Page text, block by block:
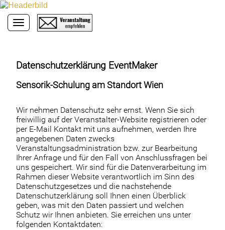
Toggle navigation
Datenschutzerklärung EventMaker
Sensorik-Schulung am Standort Wien
Wir nehmen Datenschutz sehr ernst. Wenn Sie sich
freiwillig auf der Veranstalter-Website registrieren oder
per E-Mail Kontakt mit uns aufnehmen, werden Ihre
angegebenen Daten zwecks
Veranstaltungsadministration bzw. zur Bearbeitung
Ihrer Anfrage und für den Fall von Anschlussfragen bei
uns gespeichert. Wir sind für die Datenverarbeitung im
Rahmen dieser Website verantwortlich im Sinn des
Datenschutzgesetzes und die nachstehende
Datenschutzerklärung soll Ihnen einen Überblick
geben, was mit den Daten passiert und welchen
Schutz wir Ihnen anbieten. Sie erreichen uns unter
folgenden Kontaktdaten: